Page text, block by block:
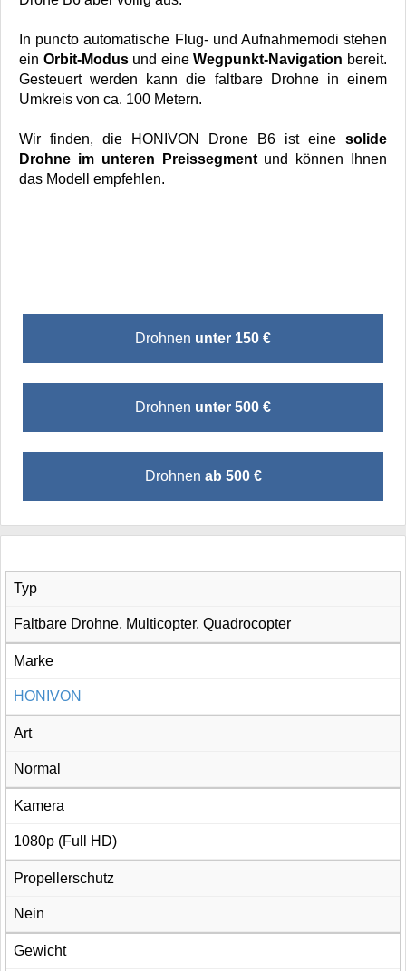
In puncto automatische Flug- und Aufnahmemodi stehen
ein Orbit-Modusund eineWegpunkt-Navigation bereit.
Gesteuert werden kann die faltbare Drohne in einem
Umkreis von ca. 100 Metern.
Wir finden, die HONIVON Drone B6 ist eine solide
Drohne im unteren Preissegmentund können Ihnen
das Modell empfehlen.
Drohnen unter 150 €
Drohnen unter 500 €
Drohnen ab 500 €
Typ
Faltbare Drohne, Multicopter, Quadrocopter
Marke
HONIVON
Art
Normal
Kamera
1080p (Full HD)
Propellerschutz
Nein
Gewicht